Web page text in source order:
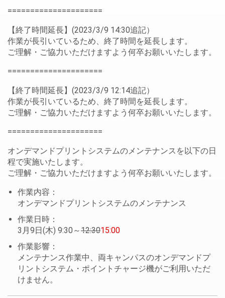
=====================
【終了時間延長】(2023/3/9 14:30追記）
作業が長引いているため、終了時間を延長します。
ご理解・ご協力いただけますよう何卒お願いいたします。
=====================
【終了時間延長】(2023/3/9 12:14追記）
作業が長引いているため、終了時間を延長します。
ご理解・ご協力いただけますよう何卒お願いいたします。
=====================
オンデマンドプリントシステムのメンテナンスを以下の日
程で実施いたします。
ご理解・ご協力いただけますよう何卒お願いいたします。
作業内容：
オンデマンドプリントシステムのメンテナンス
作業日時：
3月9日(木) 9:30～12:3015:00
作業影響：
メンテナンス作業中、両キャンパスのオンデマンドプ
リントシステム・ポイントチャージ機がご利用いただ
けません。